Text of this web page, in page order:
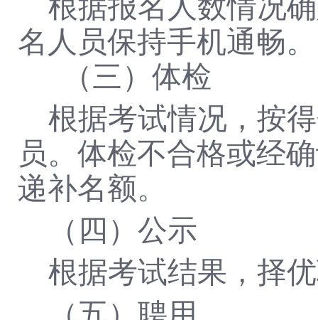
根据报名人数情况
名人员保持手机通畅。
（三）体检
根据考试情况，按
员。体检不合格或经
递补名额。
（四）公示
根据考试结果，择优